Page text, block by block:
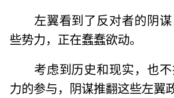
左翼看到了反对者的阴
些势力，正在蠢蠢欲动。
考虑到历史和现实，也
力的参与，阴谋推翻这些左翼